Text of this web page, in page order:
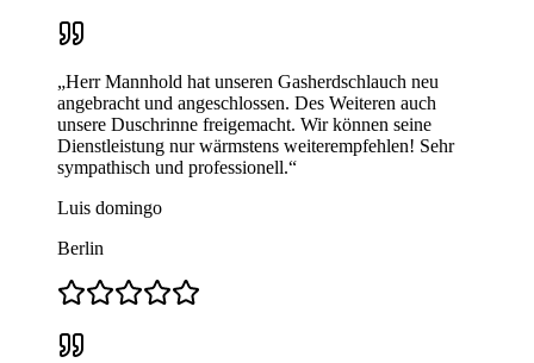
„Herr Mannhold hat unseren Gasherdschlauch neu
angebracht und angeschlossen. Des Weiteren auch
unsere Duschrinne freigemacht. Wir können seine
Dienstleistung nur wärmstens weiterempfehlen! Sehr
sympathisch und professionell.“
Luis domingo
Berlin